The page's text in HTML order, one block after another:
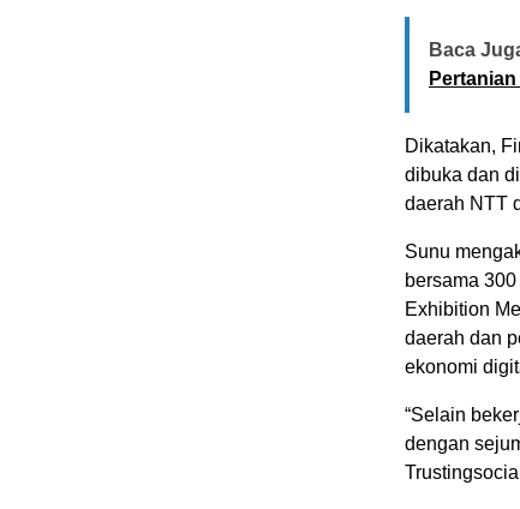
Baca
Pertanian
Dikatakan,
dibuka dan
daerah NTT
Sunu
bersama
Exhibition
daerah dan
ekonomi
“Selain
dengan